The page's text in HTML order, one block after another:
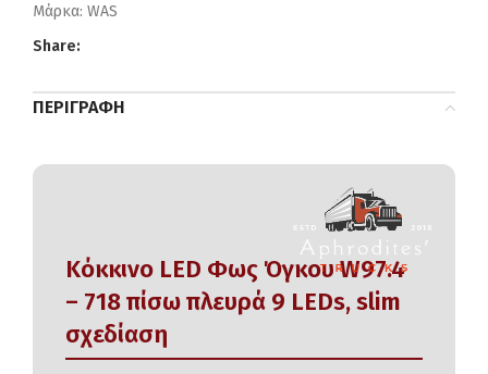
Μάρκα: WAS
Share:
ΠΕΡΙΓΡΑΦΉ
Κόκκινο LED Φως Όγκου W97.4
– 718 πίσω πλευρά 9 LEDs, slim
σχεδίαση